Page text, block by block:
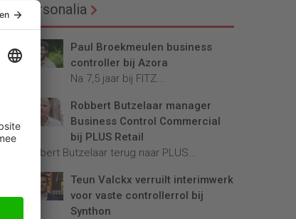
Personalia
Paul Broekmeulen business
controller bij Azora
Na 7,5 jaar bij FITZ...
Robbert Butzelaar manager
Business Control Commercial
bij PLUS Retail
Robbert Butzelaar terug naar PLUS...
Teun Valckx verruilt interimwerk
voor vaste controllerrol bij
Synthon